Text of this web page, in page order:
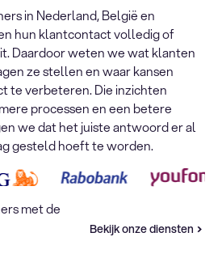
in Nederland, België en
hun klantcontact volledig of
Daardoor weten we wat klanten
ze stellen en waar kansen
te verbeteren. Die inzichten
processen en een betere
we dat het juiste antwoord er al
gesteld hoeft te worden.
met de
Bekijk onze diensten